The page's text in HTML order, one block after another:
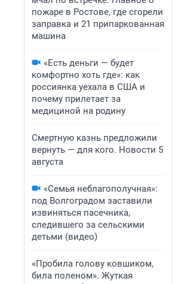
пожаре в Ростове, где сгорели
заправка и 21 припаркованная
машина
«Есть деньги — будет
комфортно хоть где»: как
россиянка уехала в США и
почему прилетает за
медициной на родину
Смертную казнь предложили
вернуть — для кого. Новости 5
августа
«Семья неблагополучная»:
под Волгоградом заставили
извиняться пасечника,
следившего за сельскими
детьми (видео)
«Пробила голову ковшиком,
била поленом». Жуткая